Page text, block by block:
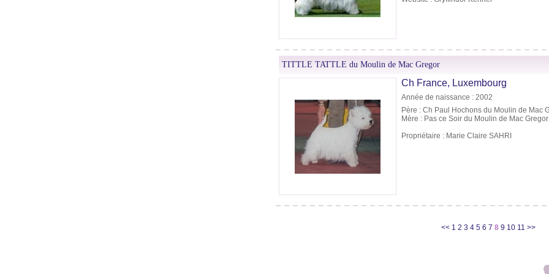
TITTLE TATTLE du Moulin de Mac Gregor
Ch France, Luxembourg
Année de naissance : 2002
Père : Ch Paul Hochons du Moulin de Mac
Mère : Pas ce Soir du Moulin de Mac Gregor
Propriétaire : Marie Claire SAHRI
<< 1 2 3 4 5 6 7 8 9 10 11 >>